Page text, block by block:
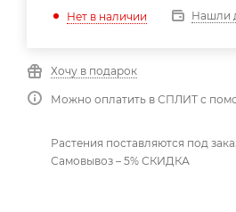
Нет в наличии Нашли
Хочу в подарок
Можно оплатить в СПЛИТ с
Растения поставляются под
Самовывоз – 5% СКИДКА